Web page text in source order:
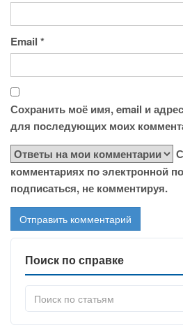
Email *
Сохранить моё имя, email и
для последующих моих
комментариях по электронной
подписаться, не комментируя.
Поиск по справке